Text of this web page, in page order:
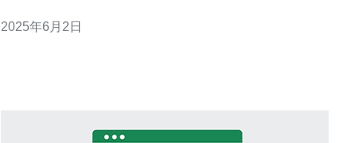
一个分享最新资讯和交流的平台。 日本站亚马逊QQ群定
2025年6月2日